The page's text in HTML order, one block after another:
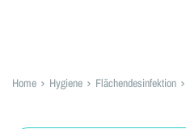
Home Hygiene Flächendesinfektion